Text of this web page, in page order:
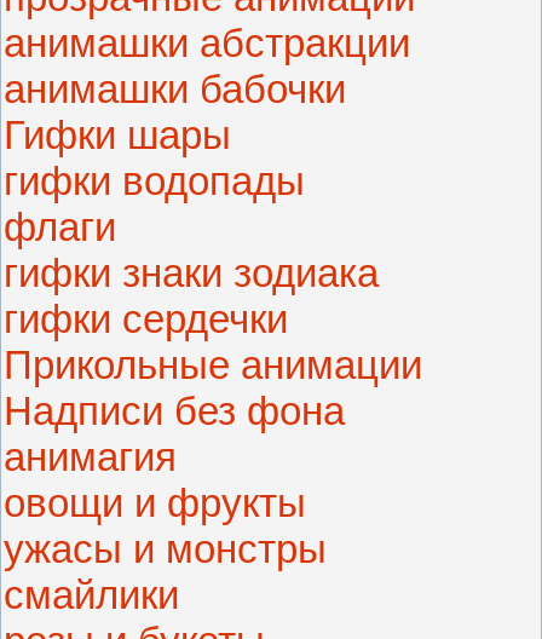
анимашки абстракции
анимашки бабочки
Гифки шары
гифки водопады
флаги
гифки знаки зодиака
гифки сердечки
Прикольные анимации
Надписи без фона
анимагия
овощи и фрукты
ужасы и монстры
смайлики